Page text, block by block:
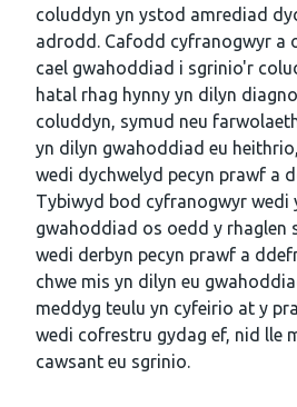
coluddyn yn ystod amrediad
adrodd. Cafodd cyfranogwyr a
cael gwahoddiad i sgrinio'r
hatal rhag hynny yn dilyn
coluddyn, symud neu
yn dilyn gwahoddiad eu
wedi dychwelyd pecyn prawf a
Tybiwyd bod cyfranogwyr wedi
gwahoddiad os oedd y rhaglen
wedi derbyn pecyn prawf a
chwe mis yn dilyn eu
meddyg teulu yn cyfeirio at y
wedi cofrestru gydag ef, nid lle
cawsant eu sgrinio.